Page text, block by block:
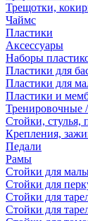
Трещотки,
Чаймс
Пластики
Аксессуары
Наборы
Пластики для
Пластики для
Пластики и
Тренировочные
Стойки, стулья,
Крепления,
Педали
Рамы
Стойки для
Стойки для
Стойки для
Стойки для